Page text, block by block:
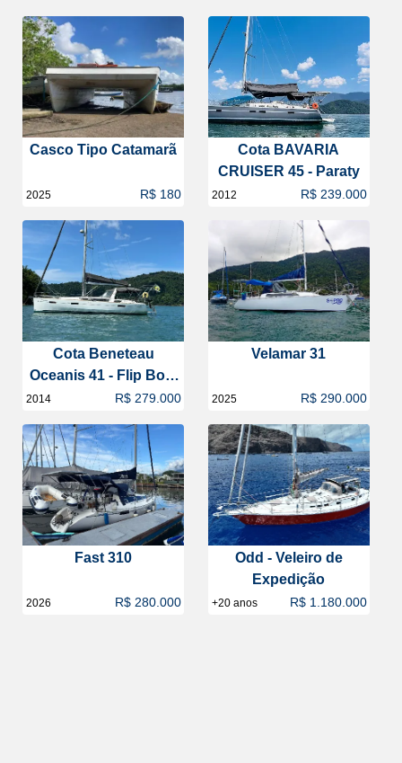
Casco Tipo Catamarã
2025 R$ 180
Cota BAVARIA
CRUISER 45 - Paraty
2012 R$ 239.000
Cota Beneteau
Oceanis 41 - Flip Boat
Club
2014 R$ 279.000
Velamar 31
2025 R$ 290.000
Fast 310
2026 R$ 280.000
Odd - Veleiro de
Expedição
+20 anos R$ 1.180.000